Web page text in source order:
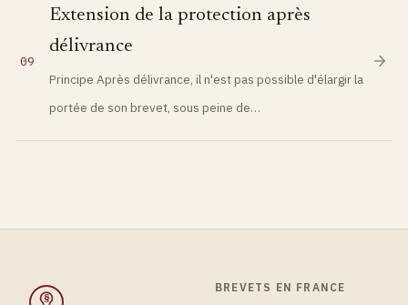
09
Extension de la protection après
délivrance
Principe Après délivrance, il n'est pas possible d'élargir la
portée de son brevet, sous peine de…
§
BREVETS EN FRANCE